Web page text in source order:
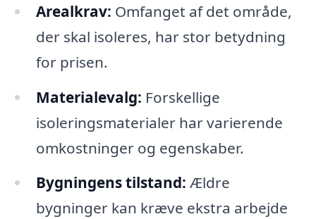
Arealkrav: Omfanget af det område,
der skal isoleres, har stor betydning
for prisen.
Materialevalg: Forskellige
isoleringsmaterialer har varierende
omkostninger og egenskaber.
Bygningens tilstand: Ældre
bygninger kan kræve ekstra arbejde